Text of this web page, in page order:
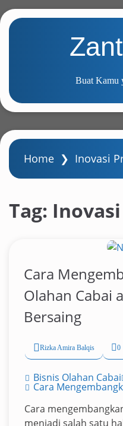
k
m
i
Buat Kamu
Home ❯ Inovasi
Tag:
Cara
Olahan Cabai
Bersaing
Rizka Amira Balqis 0
Bisnis Olahan Cabai
Cara
Cara
menjadi salah satu